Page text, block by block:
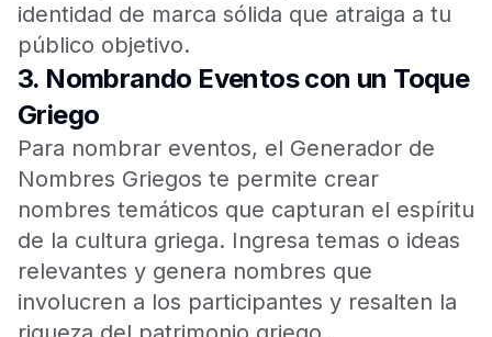
identidad de marca sólida que atraiga a tu
público objetivo.
3. Nombrando Eventos con un Toque
Griego
Para nombrar eventos, el Generador de
Nombres Griegos te permite crear
nombres temáticos que capturan el espíritu
de la cultura griega. Ingresa temas o ideas
relevantes y genera nombres que
involucren a los participantes y resalten la